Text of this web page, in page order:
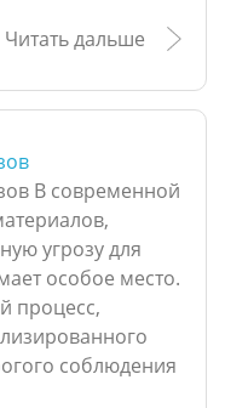
Читать дальше
В современной
угрозу для
особое место.
процесс,
соблюдения